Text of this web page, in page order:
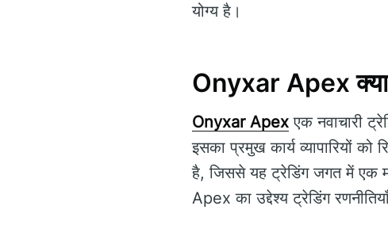
योग्य है।
Onyxar Apex
Onyxar Apex एक नवाचारी
इसका प्रमुख कार्य व्यापारियों
है, जिससे यह ट्रेडिंग जगत में एक
Apex का उद्देश्य ट्रेडिंग